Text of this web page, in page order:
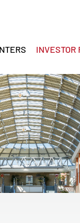
INVESTOR